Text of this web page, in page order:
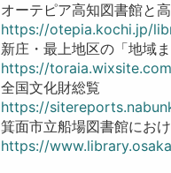
オーテピア高知図書館と
https://otepia.kochi.jp/
新庄・最上地区の「地域
https://
全国文化財総覧
https://
箕面市立船場図書館にお
https://